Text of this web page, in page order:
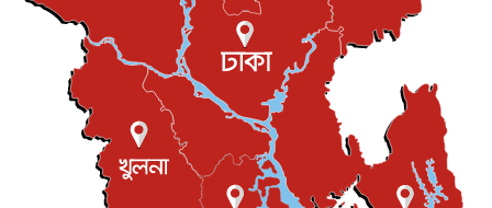
রিয়ালকে ‘না’ বলা রদ্রির জন্য বার্সার কাছে কত চাইল ম্যানসিটি
খেলাধুলা
শিল্পকলায় চলচ্চিত্র উৎসব, বিনা মূল্যে দেখা যাবে ৬ সিনেমা
বিনোদন ৮ আগস্ট, ২০২৬
ইস্ট লন্ডন মসজিদের জুমার খুতবা : “কুরআন হোক জীবন দেখার
লেন্স...
ইসলাম ও জীবন ৭ আগস্ট, ২০২৬